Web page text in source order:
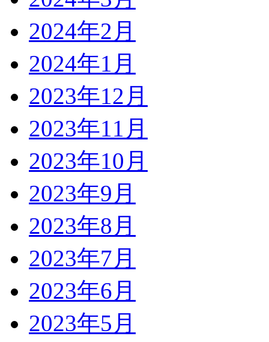
2024年2月
2024年1月
2023年12月
2023年11月
2023年10月
2023年9月
2023年8月
2023年7月
2023年6月
2023年5月